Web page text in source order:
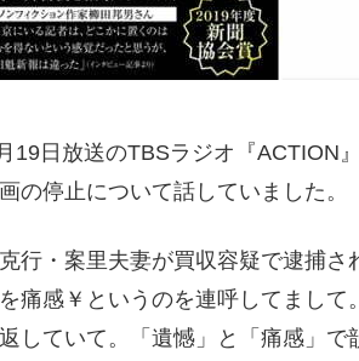
19日放送のTBSラジオ『ACTION』
の停止について話していました。
行・案里夫妻が買収容疑で逮捕
痛感￥というのを連呼してまし
していて。「遺憾」と「痛感」で